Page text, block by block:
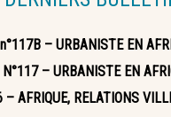
n°117B – URBANISTE EN
N°117 – URBANISTE EN
– AFRIQUE, RELATIONS